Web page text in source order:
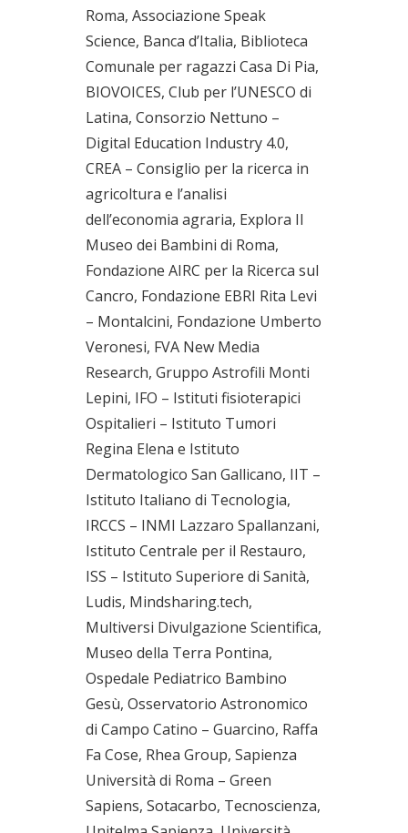
Roma, Associazione Speak
Science, Banca d’Italia, Biblioteca
Comunale per ragazzi Casa Di Pia,
BIOVOICES, Club per l’UNESCO di
Latina, Consorzio Nettuno –
Digital Education Industry 4.0,
CREA – Consiglio per la ricerca in
agricoltura e l’analisi
dell’economia agraria, Explora Il
Museo dei Bambini di Roma,
Fondazione AIRC per la Ricerca sul
Cancro, Fondazione EBRI Rita Levi
– Montalcini, Fondazione Umberto
Veronesi, FVA New Media
Research, Gruppo Astrofili Monti
Lepini, IFO – Istituti fisioterapici
Ospitalieri – Istituto Tumori
Regina Elena e Istituto
Dermatologico San Gallicano, IIT –
Istituto Italiano di Tecnologia,
IRCCS – INMI Lazzaro Spallanzani,
Istituto Centrale per il Restauro,
ISS – Istituto Superiore di Sanità,
Ludis, Mindsharing.tech,
Multiversi Divulgazione Scientifica,
Museo della Terra Pontina,
Ospedale Pediatrico Bambino
Gesù, Osservatorio Astronomico
di Campo Catino – Guarcino, Raffa
Fa Cose, Rhea Group, Sapienza
Università di Roma – Green
Sapiens, Sotacarbo, Tecnoscienza,